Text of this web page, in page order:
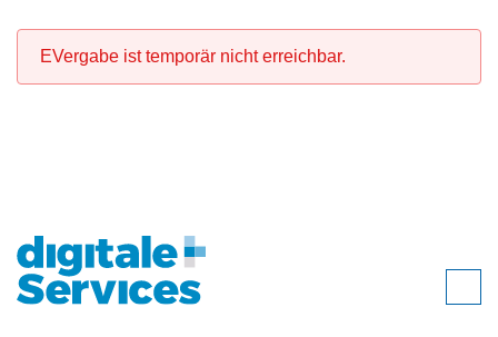
EVergabe ist temporär nicht erreichbar.